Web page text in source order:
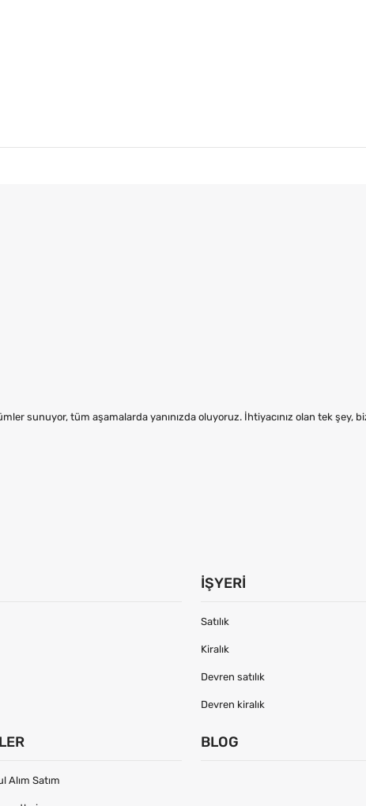
sunuyor, tüm aşamalarda yanınızda oluyoruz. İhtiyacınız olan tek şey,
İŞYERI
Satılık
Kiralık
Devren satılık
Devren kiralık
Alım Satım
BLOG